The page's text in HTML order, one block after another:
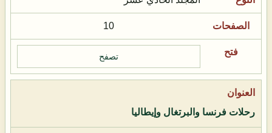
10
تصفح
رحلات فرنسا والبرتغال وإيطاليا